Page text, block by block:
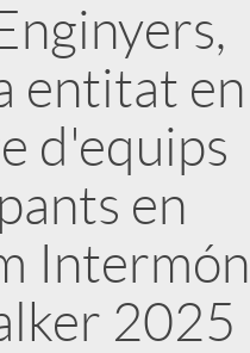
entitat en
d'equips
en
Intermón
2025